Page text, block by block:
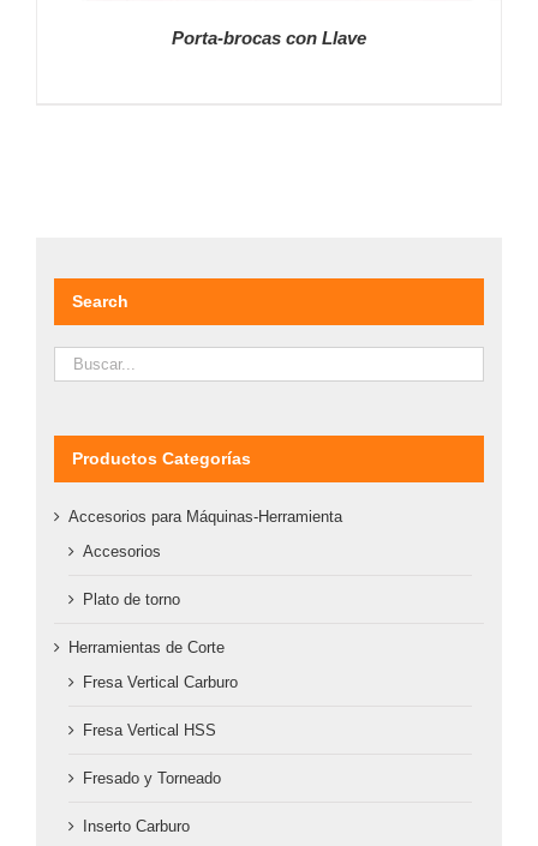
Porta-brocas con Llave
Search
Productos Categorías
Accesorios para Máquinas-Herramienta
Accesorios
Plato de torno
Herramientas de Corte
Fresa Vertical Carburo
Fresa Vertical HSS
Fresado y Torneado
Inserto Carburo